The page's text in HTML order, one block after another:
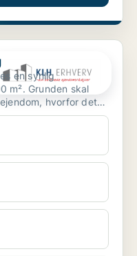
en synlig
m². Grunden skal
hvorfor det